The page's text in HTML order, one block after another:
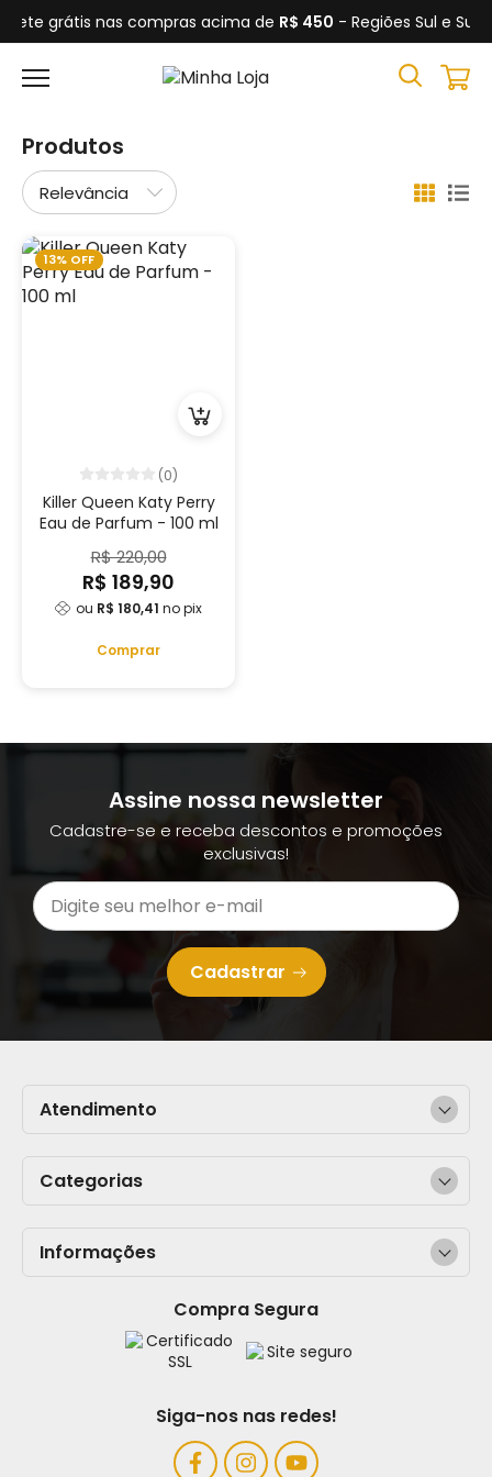
Frete grátis nas compras acima de R$ 450 - Regiões Sul e
Produtos
13% OFF
(0)
Killer Queen Katy Perry
Eau de Parfum - 100 ml
R$ 220,00
R$ 189,90
ou R$ 180,41 no pix
Comprar
Assine nossa newsletter
Cadastre-se e receba descontos e promoções
exclusivas!
Cadastrar
Categorias
Informações
Compra Segura
Atendimento
Siga-nos nas redes!